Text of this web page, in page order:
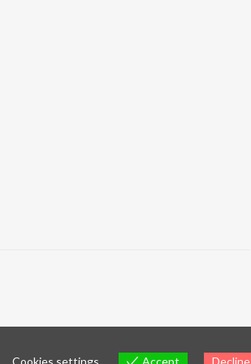
Cookies settings Accept Decline